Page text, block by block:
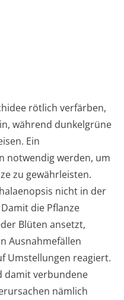
rötlich verfärben,
während dunkelgrüne
Ein
notwendig werden, um
zu gewährleisten.
nicht in der
die Pflanze
Blüten ansetzt,
Ausnahmefällen
Umstellungen reagiert.
damit verbundene
nämlich